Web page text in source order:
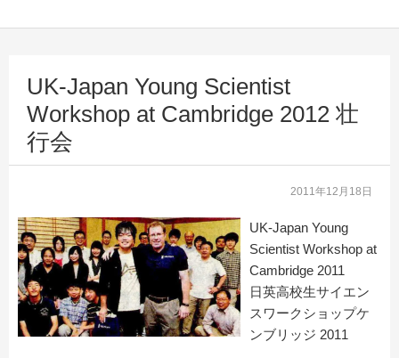
UK-Japan Young Scientist
Workshop at Cambridge 2012 壮
行会
2011年12月18日
UK-Japan Young
Scientist Workshop at
Cambridge 2011
日英高校生サイエン
スワークショップケ
ンブリッジ 2011